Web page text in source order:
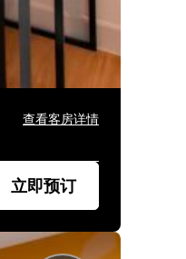
查看客房详情
立即预订